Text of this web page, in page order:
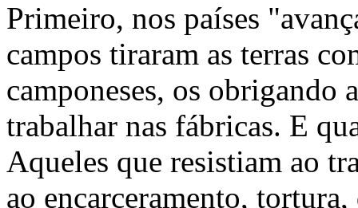
Primeiro, nos países
campos tiraram as terras
camponeses, os obrigando
trabalhar nas fábricas. E
Aqueles que resistiam ao
ao encarceramento,